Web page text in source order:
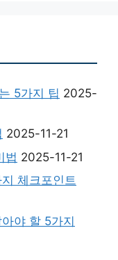
5가지 팁 2025-
2025-11-21
법 2025-11-21
체크포인트
야 할 5가지